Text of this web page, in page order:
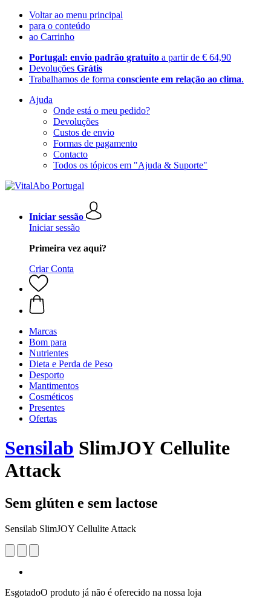
Voltar ao menu principal
para o conteúdo
ao Carrinho
Portugal: envio padrão gratuito a partir de € 64,90
Devoluções Grátis
Trabalhamos de forma consciente em relação ao clima.
Ajuda
Onde está o meu pedido?
Devoluções
Custos de envio
Formas de pagamento
Contacto
Todos os tópicos em "Ajuda & Suporte"
Iniciar sessão
Iniciar sessão
Primeira vez aqui?
Criar Conta
Marcas
Bom para
Nutrientes
Dieta e Perda de Peso
Desporto
Mantimentos
Cosméticos
Presentes
Ofertas
Sensilab SlimJOY Cellulite
Attack
Sem glúten e sem lactose
Sensilab SlimJOY Cellulite Attack
EsgotadoO produto já não é oferecido na nossa loja